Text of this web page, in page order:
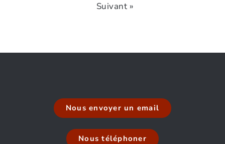
Suivant »
Nous envoyer un email
Nous téléphoner